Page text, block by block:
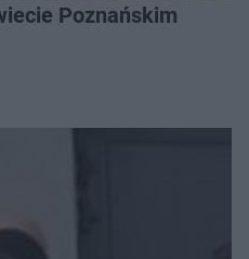
Poznańskim